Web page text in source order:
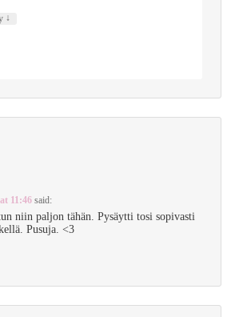
↓
11:46 said:
niin paljon tähän. Pysäytti tosi sopivasti
Pusuja. <3